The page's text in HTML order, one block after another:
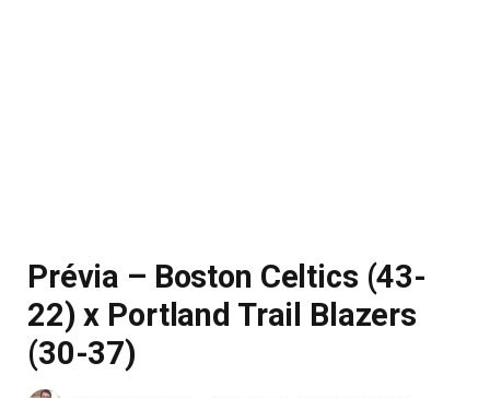
Prévia – Boston Celtics (43-
22) x Portland Trail Blazers
(30-37)